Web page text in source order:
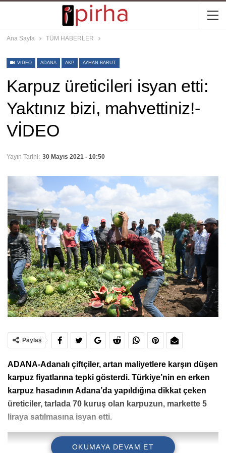
Ana Sayfa TÜM HABERLER
VIDEO ADANA AKP AYHAN BARUT
Karpuz üreticileri isyan etti:
Yaktınız bizi, mahvettiniz!-
VİDEO
Yayın Tarihi: 30 Mayıs 2021 - 10:50
Paylaş
ADANA-Adanalı çiftçiler, artan maliyetlere karşın düşen
karpuz fiyatlarına tepki gösterdi. Türkiye’nin en erken
karpuz hasadının Adana’da yapıldığına dikkat çeken
üreticiler, tarlada 70 kuruş olan karpuzun, markette 5
liraya satılmasına isyan etti.
OKUMAYA DEVAM ET